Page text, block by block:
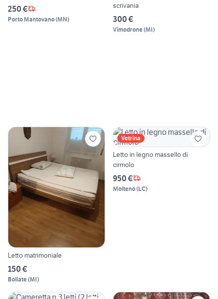
250 €
Porto Mantovano(MN)
scrivania
300 €
Vimodrone(MI)
Letto matrimoniale
150 €
Bollate(MI)
Vetrina
Letto in legno massello di
cirmolo
950 €
Molteno(LC)